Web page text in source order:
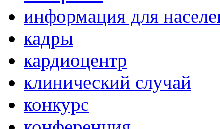
информация для
кадры
кардиоцентр
клинический случай
конкурс